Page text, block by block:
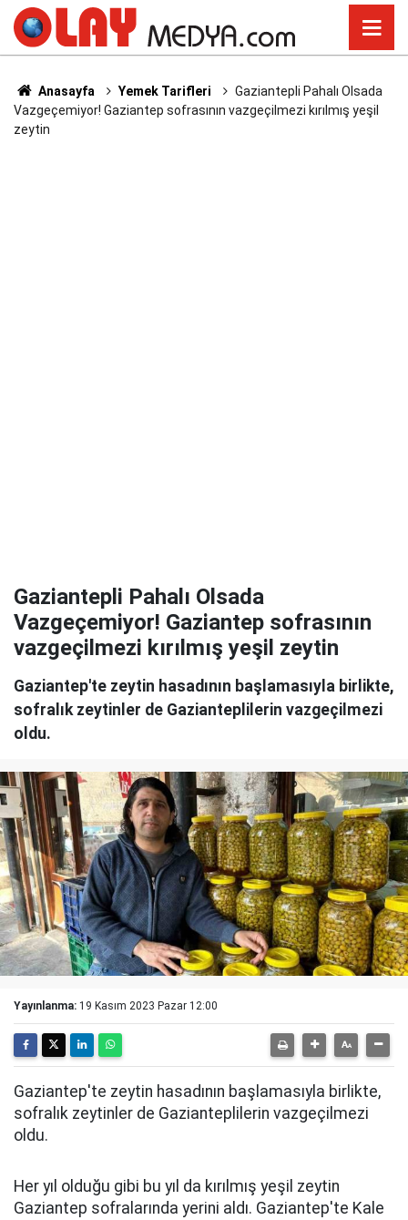
Anasayfa Yemek Tarifleri
Gaziantepli Pahalı Olsada
Vazgeçemiyor! Gaziantep sofrasının vazgeçilmezi kırılmış yeşil
zeytin
Gaziantepli Pahalı Olsada
Vazgeçemiyor! Gaziantep sofrasının
vazgeçilmezi kırılmış yeşil zeytin
Gaziantep'te zeytin hasadının başlamasıyla birlikte,
sofralık zeytinler de Gazianteplilerin vazgeçilmezi
oldu.
Yayınlanma: 19 Kasım 2023 Pazar 12:00
Gaziantep'te zeytin hasadının başlamasıyla birlikte,
sofralık zeytinler de Gazianteplilerin vazgeçilmezi
oldu.
Her yıl olduğu gibi bu yıl da kırılmış yeşil zeytin
Gaziantep sofralarında yerini aldı. Gaziantep'te Kale